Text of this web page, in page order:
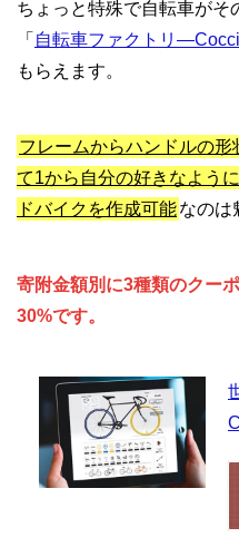
ちょっと特殊で自転車がそ
「 自転車ファクトリ
もらえます。
フレームからハンドルの
て1から自分の好きなよう
ドバイクを作成可能なのは
寄附金額別に3種類のクー
30%です。